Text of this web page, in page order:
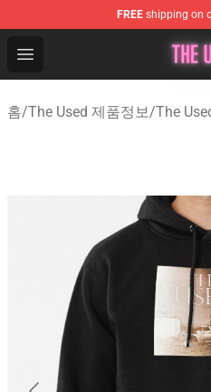
FREE shipping on
Open menu
The Used Store - Official
홈/The Used 제품정보/The